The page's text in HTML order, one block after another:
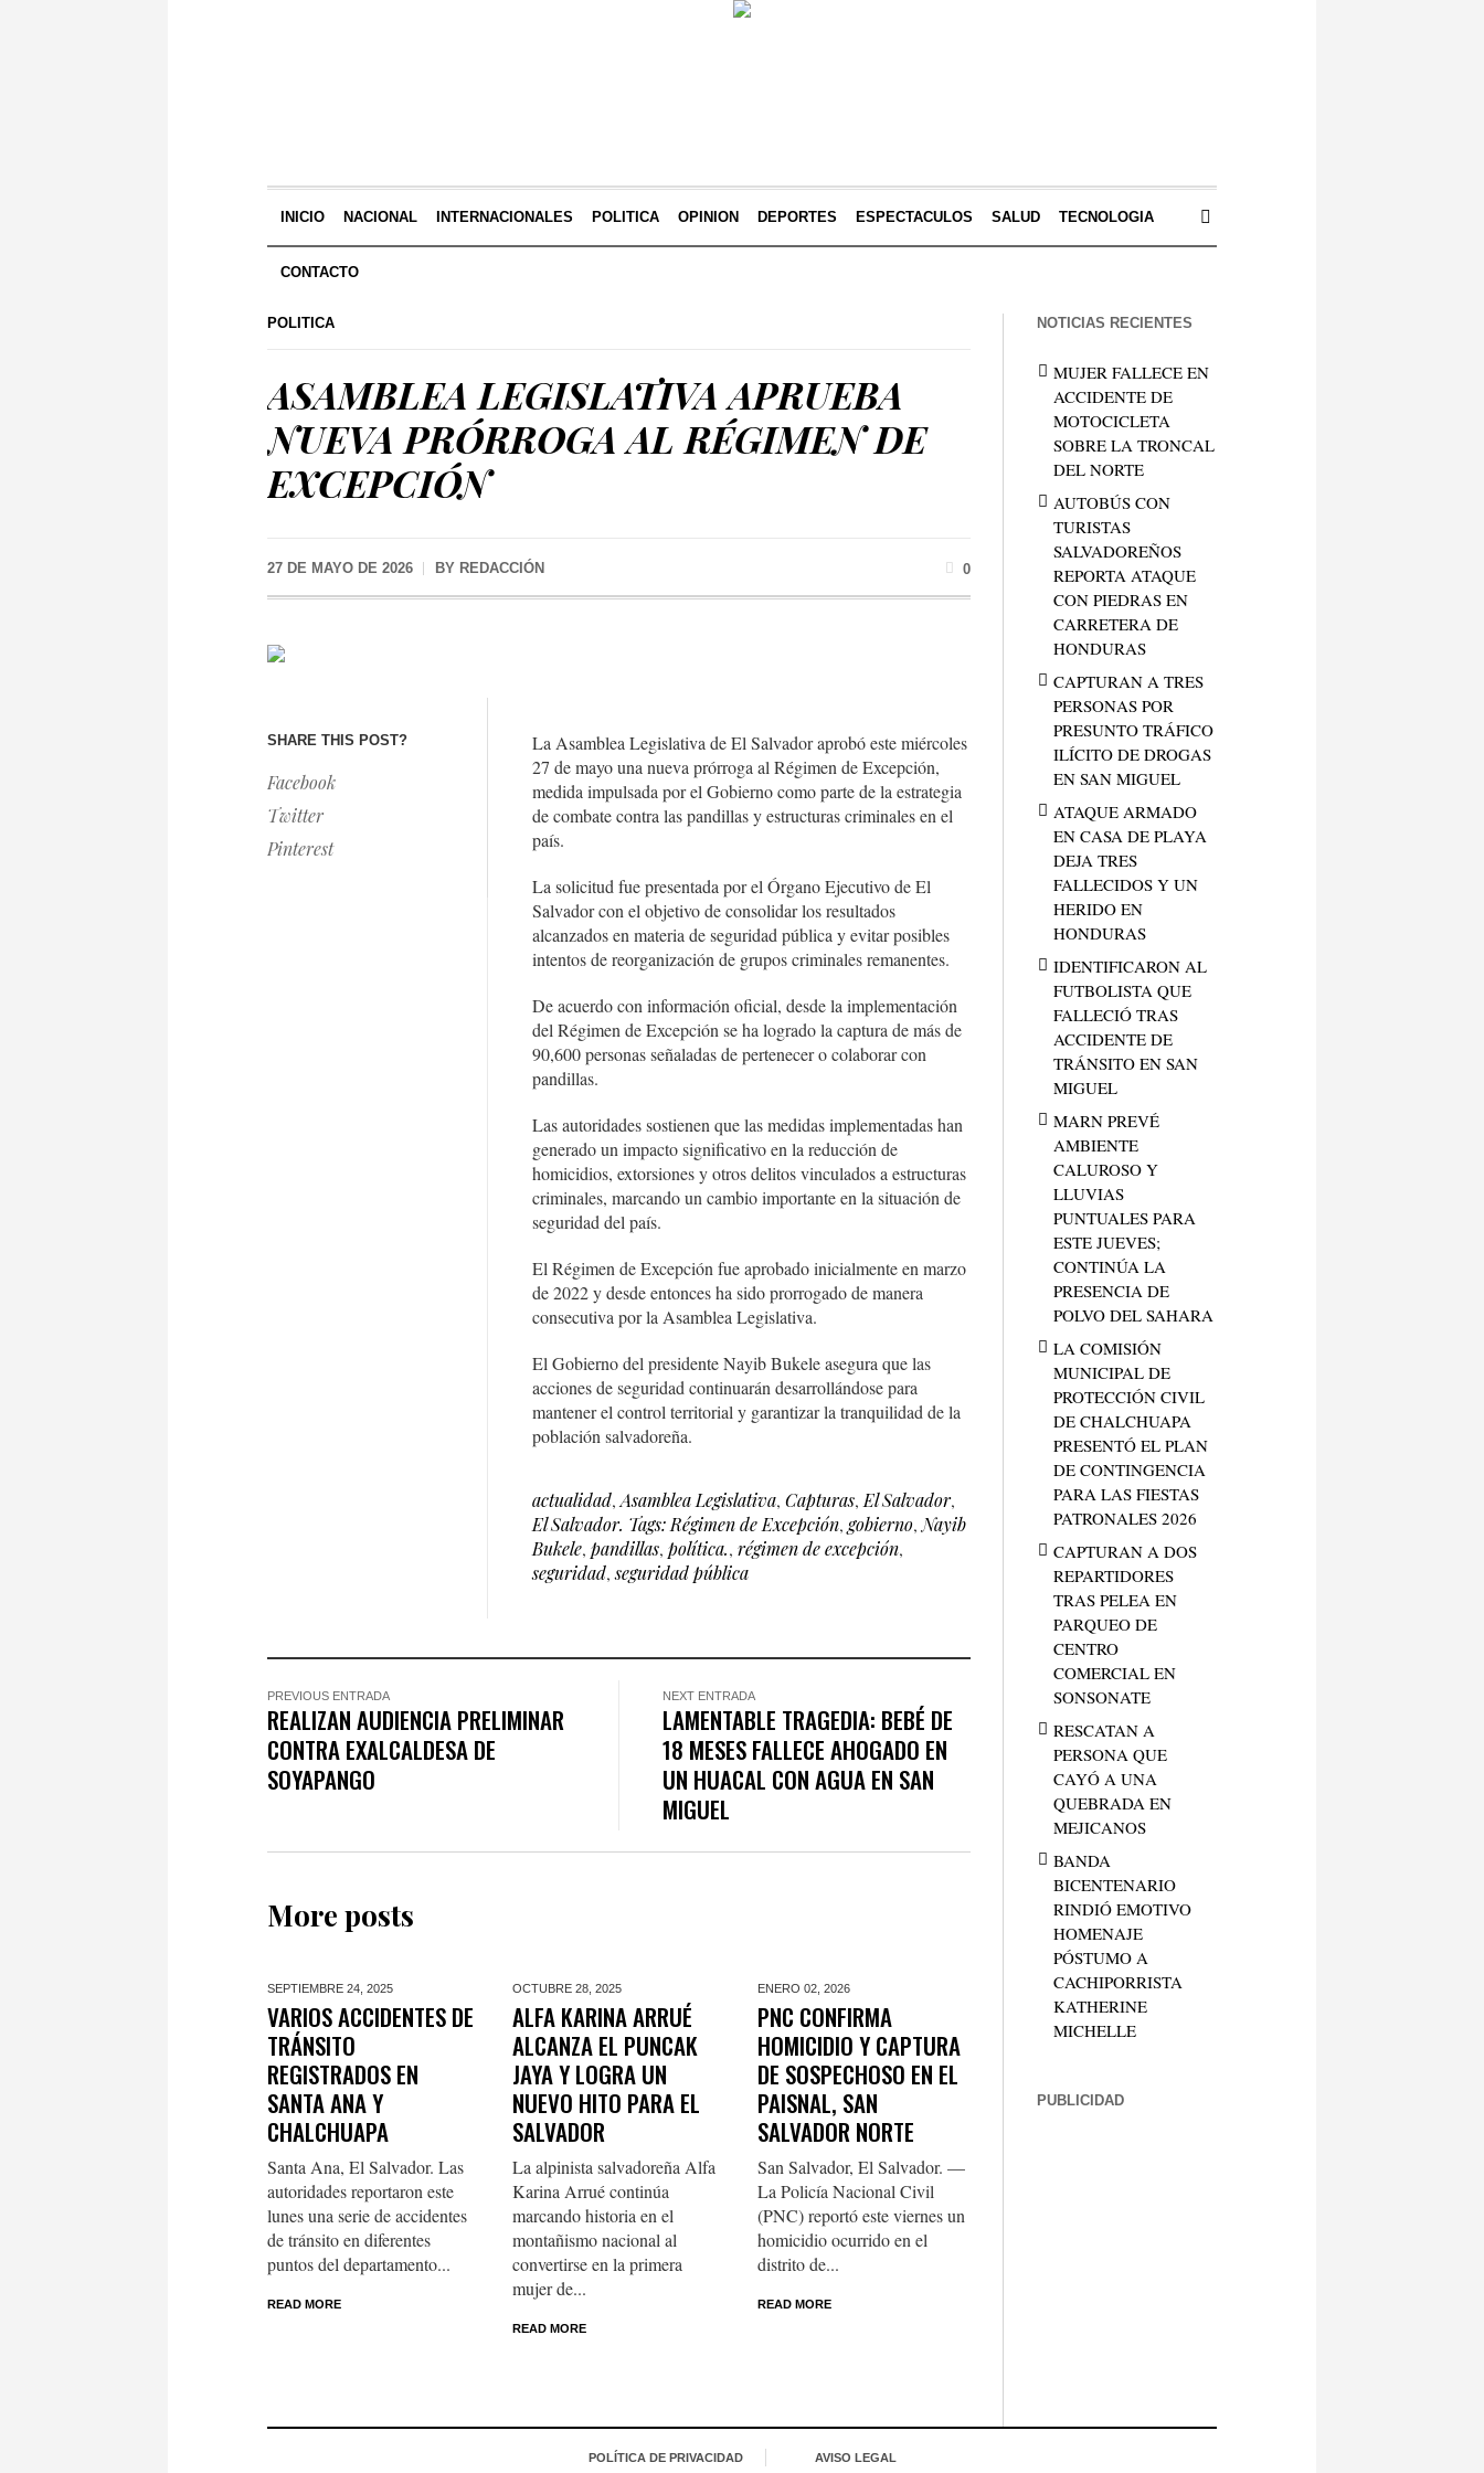
INICIO NACIONAL INTERNACIONALES POLITICA OPINION DEPORTES ESPECTACULOS SALUD TECNOLOGIA
CONTACTO
POLITICA
ASAMBLEA LEGISLATIVA APRUEBA
NUEVA PRÓRROGA AL RÉGIMEN DE
EXCEPCIÓN
27 DE MAYO DE 2026 BY REDACCIÓN 0
SHARE THIS POST?
Facebook
Twitter
Pinterest
La Asamblea Legislativa de El Salvador aprobó este miércoles
27 de mayo una nueva prórroga al Régimen de Excepción,
medida impulsada por el Gobierno como parte de la estrategia
de combate contra las pandillas y estructuras criminales en el
país.
La solicitud fue presentada por el Órgano Ejecutivo de El
Salvador con el objetivo de consolidar los resultados
alcanzados en materia de seguridad pública y evitar posibles
intentos de reorganización de grupos criminales remanentes.
De acuerdo con información oficial, desde la implementación
del Régimen de Excepción se ha logrado la captura de más de
90,600 personas señaladas de pertenecer o colaborar con
pandillas.
Las autoridades sostienen que las medidas implementadas han
generado un impacto significativo en la reducción de
homicidios, extorsiones y otros delitos vinculados a estructuras
criminales, marcando un cambio importante en la situación de
seguridad del país.
El Régimen de Excepción fue aprobado inicialmente en marzo
de 2022 y desde entonces ha sido prorrogado de manera
consecutiva por la Asamblea Legislativa.
El Gobierno del presidente Nayib Bukele asegura que las
acciones de seguridad continuarán desarrollándose para
mantener el control territorial y garantizar la tranquilidad de la
población salvadoreña.
actualidad,Asamblea Legislativa, Capturas,El Salvador,
El Salvador. Tags: Régimen de Excepción, gobierno,Nayib
Bukele, pandillas, política., régimen de excepción,
seguridad,seguridad pública
PREVIOUS ENTRADA
REALIZAN AUDIENCIA PRELIMINAR
CONTRA EXALCALDESA DE
SOYAPANGO
NEXT ENTRADA
LAMENTABLE TRAGEDIA: BEBÉ DE
18 MESES FALLECE AHOGADO EN
UN HUACAL CON AGUA EN SAN
MIGUEL
More posts
SEPTIEMBRE 24, 2025
VARIOS ACCIDENTES DE
TRÁNSITO
REGISTRADOS EN
SANTA ANA Y
CHALCHUAPA
Santa Ana, El Salvador. Las
autoridades reportaron este
lunes una serie de accidentes
de tránsito en diferentes
puntos del departamento...
READ MORE
OCTUBRE 28, 2025
ALFA KARINA ARRUÉ
ALCANZA EL PUNCAK
JAYA Y LOGRA UN
NUEVO HITO PARA EL
SALVADOR
La alpinista salvadoreña Alfa
Karina Arrué continúa
marcando historia en el
montañismo nacional al
convertirse en la primera
mujer de...
READ MORE
ENERO 02, 2026
PNC CONFIRMA
HOMICIDIO Y CAPTURA
DE SOSPECHOSO EN EL
PAISNAL, SAN
SALVADOR NORTE
San Salvador, El Salvador. —
La Policía Nacional Civil
(PNC) reportó este viernes un
homicidio ocurrido en el
distrito de...
READ MORE
NOTICIAS RECIENTES
MUJER FALLECE EN
ACCIDENTE DE
MOTOCICLETA
SOBRE LA TRONCAL
DEL NORTE
AUTOBÚS CON
TURISTAS
SALVADOREÑOS
REPORTA ATAQUE
CON PIEDRAS EN
CARRETERA DE
HONDURAS
CAPTURAN A TRES
PERSONAS POR
PRESUNTO TRÁFICO
ILÍCITO DE DROGAS
EN SAN MIGUEL
ATAQUE ARMADO
EN CASA DE PLAYA
DEJA TRES
FALLECIDOS Y UN
HERIDO EN
HONDURAS
IDENTIFICARON AL
FUTBOLISTA QUE
FALLECIÓ TRAS
ACCIDENTE DE
TRÁNSITO EN SAN
MIGUEL
MARN PREVÉ
AMBIENTE
CALUROSO Y
LLUVIAS
PUNTUALES PARA
ESTE JUEVES;
CONTINÚA LA
PRESENCIA DE
POLVO DEL SAHARA
LA COMISIÓN
MUNICIPAL DE
PROTECCIÓN CIVIL
DE CHALCHUAPA
PRESENTÓ EL PLAN
DE CONTINGENCIA
PARA LAS FIESTAS
PATRONALES 2026
CAPTURAN A DOS
REPARTIDORES
TRAS PELEA EN
PARQUEO DE
CENTRO
COMERCIAL EN
SONSONATE
RESCATAN A
PERSONA QUE
CAYÓ A UNA
QUEBRADA EN
MEJICANOS
BANDA
BICENTENARIO
RINDIÓ EMOTIVO
HOMENAJE
PÓSTUMO A
CACHIPORRISTA
KATHERINE
MICHELLE
PUBLICIDAD
POLÍTICA DE PRIVACIDAD AVISO LEGAL